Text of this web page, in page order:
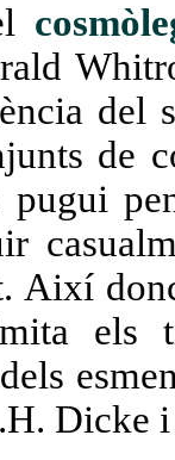
del
de
Així
els
Dicke